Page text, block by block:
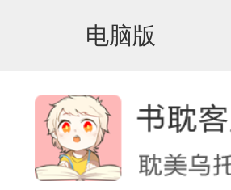
电脑版